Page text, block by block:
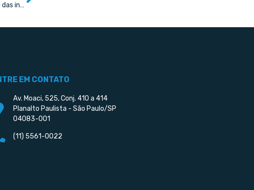
Anvisa sedia reunião sobre ações de prevenção e controle das infecções e de segurança do paciente
EM CONTATO
Av. Moaci, 525, Conj. 410 a 414
Planalto Paulista - São Paulo/SP
04083-001
(11) 5561-0022